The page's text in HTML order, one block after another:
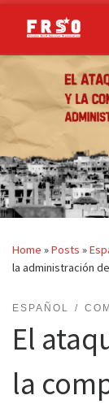
Skip to content
Home »Posts »
la administración
ESPAÑOL
El
la